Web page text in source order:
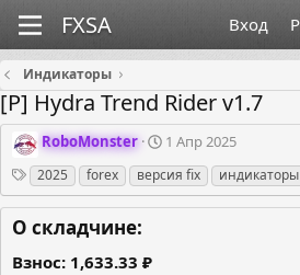
Вход
Индикаторы
[P] Hydra Trend Rider v1.7
О
г
а
н
и
з
RoboMonster
Д
т
а
1 Апр 2025
Теги
2025 forex версия fix индикаторы
О складчине:
Взнос 1,633.33 ₽